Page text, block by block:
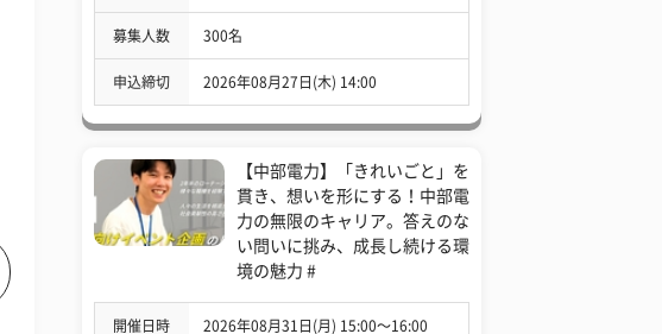
募集人数 300名
申込締切 2026年08月27日(木) 14:00
【中部電力】「きれいごと」を
貫き、想いを形にする！中部電
力の無限のキャリア。答えのな
い問いに挑み、成長し続ける環
境の魅力 #
開催日時 2026年08月31日(月) 15:00〜16:00